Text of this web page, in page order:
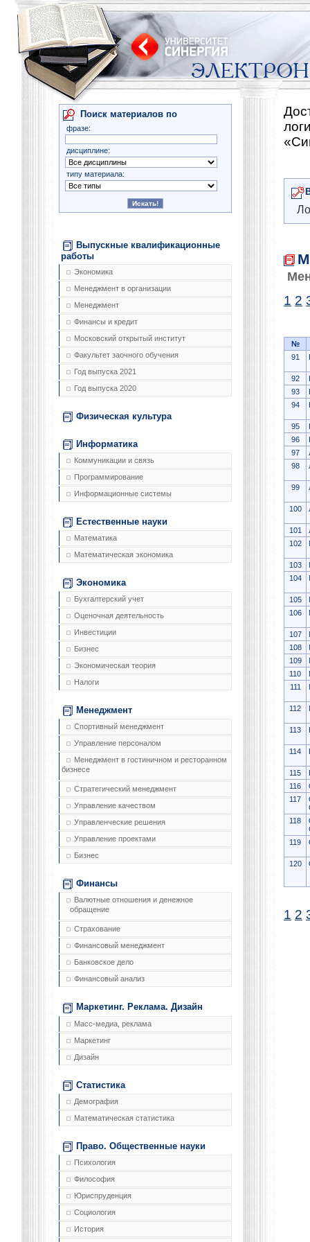
Поиск материалов по
фразе:
дисциплине:
типу материала:
Выпускные квалификационные
работы
Экономика
Менеджмент в организации
Менеджмент
Финансы и кредит
Московский открытый институт
Факультет заочного обучения
Год выпуска 2021
Год выпуска 2020
Физическая культура
Информатика
Коммуникации и связь
Программирование
Информационные системы
Естественные науки
Математика
Математическая экономика
Экономика
Бухгалтерский учет
Оценочная деятельность
Инвестиции
Бизнес
Экономическая теория
Налоги
Менеджмент
Спортивный менеджмент
Управление персоналом
Менеджмент в гостиничном и ресторанном
бизнесе
Стратегический менеджмент
Управление качеством
Управленческие решения
Управление проектами
Бизнес
Финансы
Валютные отношения и денежное
обращение
Страхование
Финансовый менеджмент
Банковское дело
Финансовый анализ
Маркетинг. Реклама. Дизайн
Масс-медиа, реклама
Маркетинг
Дизайн
Статистика
Демография
Математическая статистика
Право. Общественные науки
Психология
Философия
Юриспруденция
Социология
История
1 2
№
91
92
93
94
95
96
97
98
99
100
101
102
103
104
105
106
107
108
109
110
111
112
113
114
115
116
117
118
119
120
1 2